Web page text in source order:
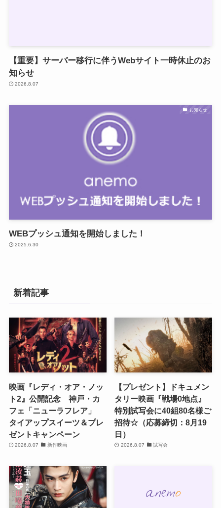
【重要】サーバー移行に伴うWebサイト一時休止のお
知らせ
2026.8.07
お知らせ
WEBプッシュ通知を開始しました！
2025.6.30
新着記事
映画『レディ・オア・ノッ
ト2』公開記念 神戸・カ
フェ「ニューラフレア」
タイアップスイーツ＆プレ
ゼントキャンペーン
2026.8.07 新作映画
【プレゼント】ドキュメン
タリー映画『戦場0地点』
特別試写会に40組80名様ご
招待☆（応募締切：8月19
日）
2026.8.07 試写会